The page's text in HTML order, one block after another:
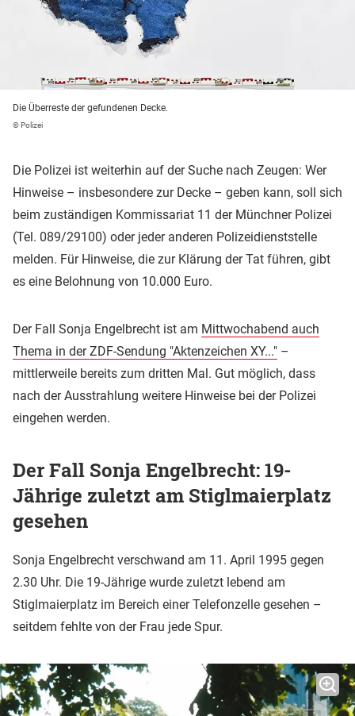
Die Überreste der gefundenen Decke.
© Polizei
Die Polizei ist weiterhin auf der Suche nach Zeugen: Wer
Hinweise – insbesondere zur Decke – geben kann, soll sich
beim zuständigen Kommissariat 11 der Münchner Polizei
(Tel. 089/29100) oder jeder anderen Polizeidienststelle
melden. Für Hinweise, die zur Klärung der Tat führen, gibt
es eine Belohnung von 10.000 Euro.
Der Fall Sonja Engelbrecht ist am Mittwochabend auch
Thema in der ZDF-Sendung "Aktenzeichen XY..." –
mittlerweile bereits zum dritten Mal. Gut möglich, dass
nach der Ausstrahlung weitere Hinweise bei der Polizei
eingehen werden.
Der Fall Sonja Engelbrecht: 19-
Jährige zuletzt am Stiglmaierplatz
gesehen
Sonja Engelbrecht verschwand am 11. April 1995 gegen
2.30 Uhr. Die 19-Jährige wurde zuletzt lebend am
Stiglmaierplatz im Bereich einer Telefonzelle gesehen –
seitdem fehlte von der Frau jede Spur.